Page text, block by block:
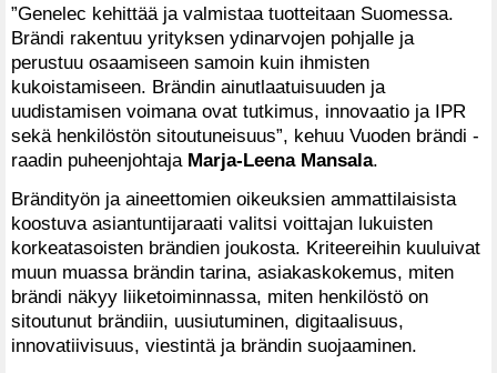
”Genelec kehittää ja valmistaa tuotteitaan Suomessa.
Brändi rakentuu yrityksen ydinarvojen pohjalle ja
perustuu osaamiseen samoin kuin ihmisten
kukoistamiseen. Brändin ainutlaatuisuuden ja
uudistamisen voimana ovat tutkimus, innovaatio ja IPR
sekä henkilöstön sitoutuneisuus”, kehuu Vuoden brändi -
raadin puheenjohtaja Marja-Leena Mansala.
Brändityön ja aineettomien oikeuksien ammattilaisista
koostuva asiantuntijaraati valitsi voittajan lukuisten
korkeatasoisten brändien joukosta. Kriteereihin kuuluivat
muun muassa brändin tarina, asiakaskokemus, miten
brändi näkyy liiketoiminnassa, miten henkilöstö on
sitoutunut brändiin, uusiutuminen, digitaalisuus,
innovatiivisuus, viestintä ja brändin suojaaminen.